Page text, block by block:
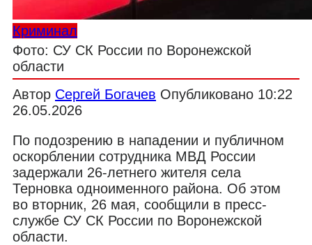
Криминал
Фото: СУ СК России по Воронежской
области
Автор Сергей Богачев Опубликовано 10:22
26.05.2026
По подозрению в нападении и публичном
оскорблении сотрудника МВД России
задержали 26-летнего жителя села
Терновка одноименного района. Об этом
во вторник, 26 мая, сообщили в пресс-
службе СУ СК России по Воронежской
области.